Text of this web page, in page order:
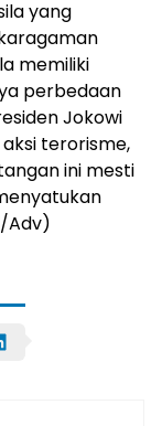
yang
memiliki
perbedaan
Jokowi
terorisme,
ini mesti
Adv)